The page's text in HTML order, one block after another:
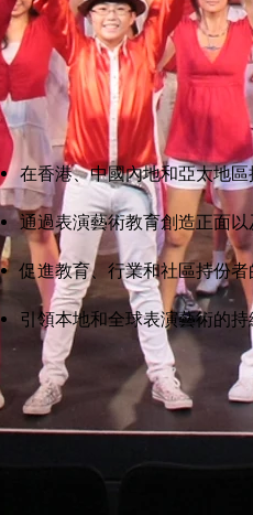
在香港、中國內地和亞太地
通過表演藝術教育創造正面
促進教育、行業和社區持份
引領本地和全球表演藝術的